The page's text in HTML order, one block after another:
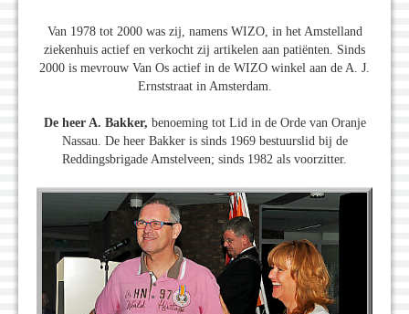
Van 1978 tot 2000 was zij, namens WIZO, in het Amstelland
ziekenhuis actief en verkocht zij artikelen aan patiënten. Sinds
2000 is mevrouw Van Os actief in de WIZO winkel aan de A. J.
Ernststraat in Amsterdam.
De heer A. Bakker, benoeming tot Lid in de Orde van Oranje
Nassau. De heer Bakker is sinds 1969 bestuurslid bij de
Reddingsbrigade Amstelveen; sinds 1982 als voorzitter.